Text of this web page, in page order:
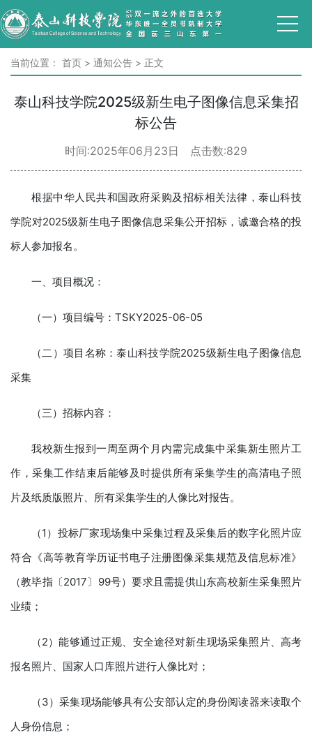
当前位置： 首页 > 通知公告 > 正文
泰山科技学院2025级新生电子图像信息采集招
标公告
时间:2025年06月23日 点击数:829
根据中华人民共和国政府采购及招标相关法律，泰山科技
学院对2025级新生电子图像信息采集公开招标，诚邀合格的投
标人参加报名。
一、项目概况：
（一）项目编号：TSKY2025-06-05
（二）项目名称：泰山科技学院2025级新生电子图像信息
采集
（三）招标内容：
我校新生报到一周至两个月内需完成集中采集新生照片工
作，采集工作结束后能够及时提供所有采集学生的高清电子照
片及纸质版照片、所有采集学生的人像比对报告。
（1）投标厂家现场集中采集过程及采集后的数字化照片应
符合《高等教育学历证书电子注册图像采集规范及信息标准》
（教毕指〔2017〕99号）要求且需提供山东高校新生采集照片
业绩；
（2）能够通过正规、安全途径对新生现场采集照片、高考
报名照片、国家人口库照片进行人像比对；
（3）采集现场能够具有公安部认定的身份阅读器来读取个
人身份信息；